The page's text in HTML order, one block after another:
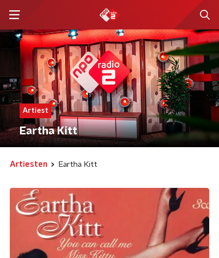
Artiest
Eartha Kitt
Artiesten Eartha Kitt